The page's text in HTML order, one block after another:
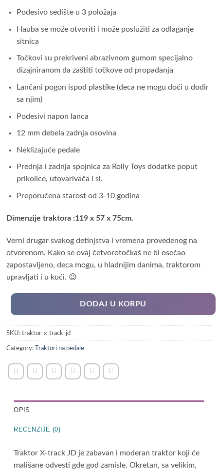
Podesivo sedište u 3 položaja
Hauba se može otvoriti i može poslužiti za odlaganje
sitnica
Točkovi su prekriveni abrazivnom gumom specijalno
dizajniranom da zaštiti točkove od propadanja
Lančani pogon ispod plastike (deca ne mogu doći u dodir
sa njim)
Podesivi napon lanca
12 mm debela zadnja osovina
Neklizajuće pedale
Prednja i zadnja spojnica za Rolly Toys dodatke poput
prikolice, utovarivača i sl.
Preporučena starost od 3-10 godina
Dimenzije traktora :119 x 57 x 75cm.
Verni drugar svakog detinjstva i vremena provedenog na
otvorenom. Kako se ovaj četvorotočkaš ne bi osećao
zapostavljeno, deca mogu, u hladnijim danima, traktorom
upravljati i u kući. 😉
DODAJ U KORPU
SKU:traktor-x-track-jd
Category: Traktori na pedale
OPIS
RECENZIJE (0)
Traktor X-track JD je zabavan i moderan traktor koji će
mališane odvesti gde god zamisle. Okretan, sa velikim,